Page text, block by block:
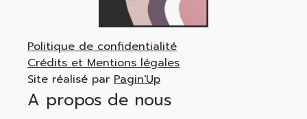
Politique de confidentialité
Crédits et Mentions légales
Site réalisé par Pagin'Up
A propos de nous